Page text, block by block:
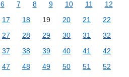
6 7 8 9 10 11
12
17 18 19 20 21
22
27 28 29 30 31
32
37 38 39 40 41
42
47 48 49 50 51
52